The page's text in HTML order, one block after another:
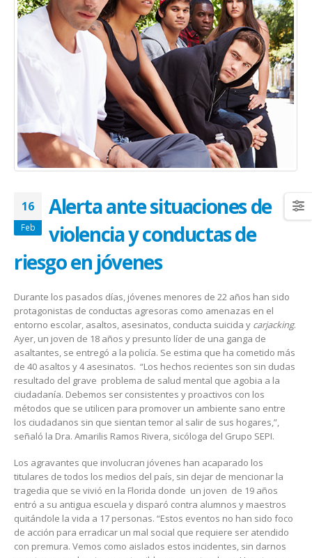
16
Feb
Alerta ante situaciones de
violencia y conductas de
riesgo en jóvenes
Durante los pasados días, jóvenes menores de 22 años han sido
protagonistas de conductas agresoras como amenazas en el
entorno escolar, asaltos, asesinatos, conducta suicida y carjacking.
Ayer, un joven de 18 años y presunto líder de una ganga de
asaltantes, se entregó a la policía. Se estima que ha cometido más
de 40 asaltos y 4 asesinatos. “Los hechos recientes son sin dudas
resultado del grave problema de salud mental que agobia a la
ciudadanía. Debemos ser consistentes y proactivos con los
métodos que se utilicen para promover un ambiente sano entre
los ciudadanos sin que sientan temor al salir de sus hogares,”,
señaló la Dra. Amarilis Ramos Rivera, sicóloga del Grupo SEPI.
Los agravantes que involucran jóvenes han acaparado los
titulares de todos los medios del país, sin dejar de mencionar la
tragedia que se vivió en la Florida donde un joven de 19 años
entró a su antigua escuela y disparó contra alumnos y maestros
quitándole la vida a 17 personas. “Estos eventos no han sido foco
de acción para erradicar un mal social que requiere ser atendido
con premura. Vemos como aislados estos incidentes, sin darnos
abrazar la salud oncológica
May 28, 2026